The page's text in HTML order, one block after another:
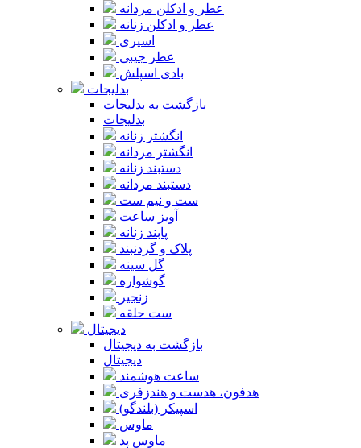
عطر و ادکلن مردانه
عطر و ادکلن زنانه
اسپری
عطر جیبی
بادی اسپلش
بدلیجات
بازگشت به بدلیجات
بدلیجات
انگشتر زنانه
انگشتر مردانه
دستبند زنانه
دستبند مردانه
ست و نیم ست
آویز ساعت
پابند زنانه
پلاک و گردنبند
گل سینه
گوشواره
زنجیر
ست حلقه
دیجیتال
بازگشت به دیجیتال
دیجیتال
ساعت هوشمند
هدفون، هدست و هندزفری
اسپیکر (بلندگو)
ماوس
ماوس پد